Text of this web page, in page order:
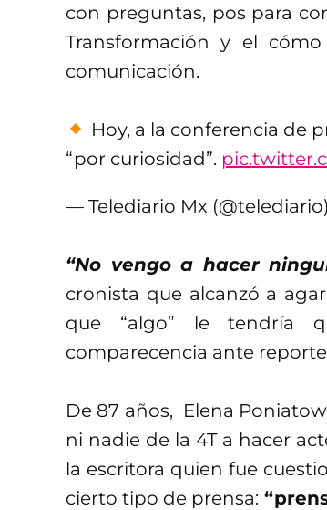
con preguntas, pos para
Transformación y el
comunicación.
Hoy, a la conferencia de
“por curiosidad”.
— Telediario Mx (@telediario)
“No vengo a hacer
cronista que alcanzó a
que “algo” le tendría
comparecencia ante
De 87 años, Elena
ni nadie de la 4T a hacer
la escritora quien fue
cierto tipo de prensa: